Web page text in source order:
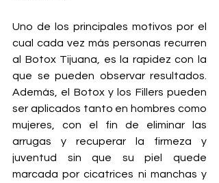
Uno de los principales motivos por el
cual cada vez más personas recurren
al Botox Tijuana, es la rapidez con la
que se pueden observar resultados.
Además, el Botox y los Fillers pueden
ser aplicados tanto en hombres como
mujeres, con el fin de eliminar las
arrugas y recuperar la firmeza y
juventud sin que su piel quede
marcada por cicatrices ni manchas y